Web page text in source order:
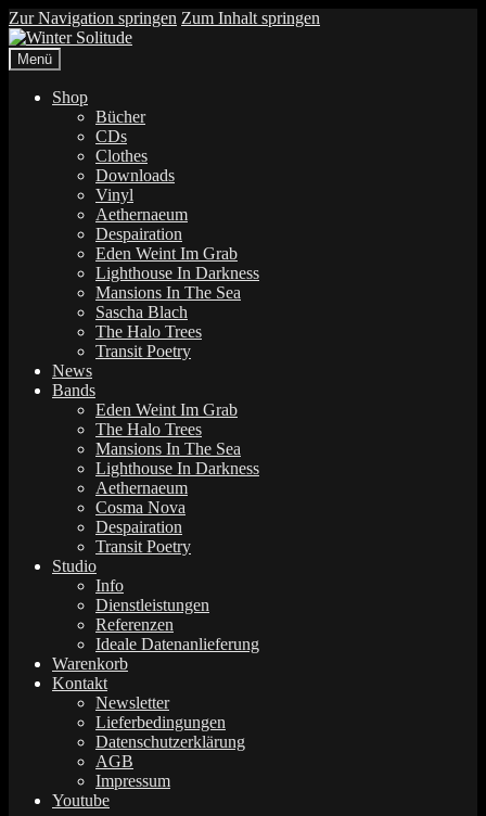
Zur Navigation springen Zum Inhalt springen
Menü
Shop
Bücher
CDs
Clothes
Downloads
Vinyl
Aethernaeum
Despairation
Eden Weint Im Grab
Lighthouse In Darkness
Mansions In The Sea
Sascha Blach
The Halo Trees
Transit Poetry
News
Bands
Eden Weint Im Grab
The Halo Trees
Mansions In The Sea
Lighthouse In Darkness
Aethernaeum
Cosma Nova
Despairation
Transit Poetry
Studio
Info
Dienstleistungen
Referenzen
Ideale Datenanlieferung
Warenkorb
Kontakt
Newsletter
Lieferbedingungen
Datenschutzerklärung
AGB
Impressum
Youtube